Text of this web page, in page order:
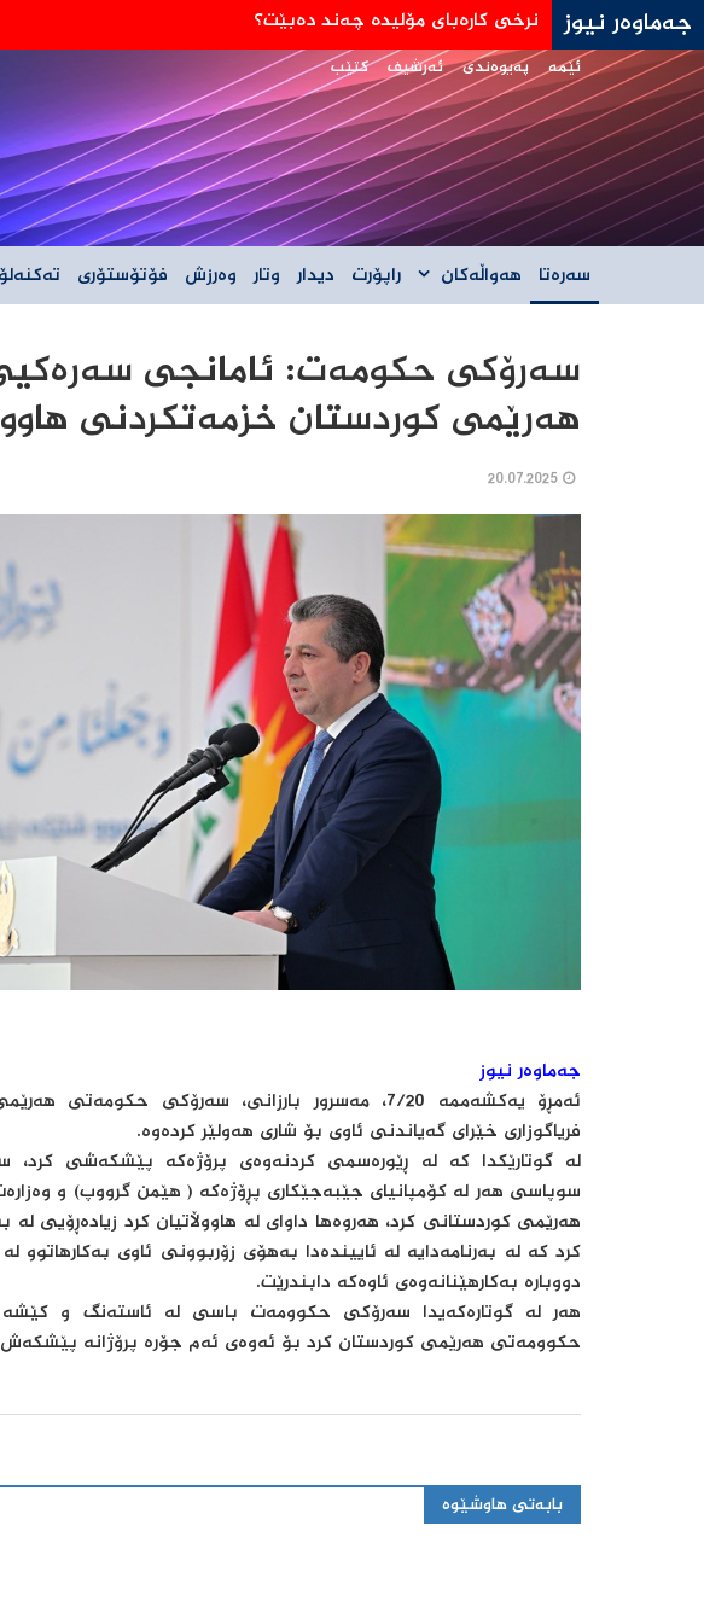
جەماوەر نیوز جه‌ی دی ڤانس: هێڵی سورمان له‌دانوستانه‌كان له‌گه‌ڵ ئێران نیه‌
ئێمە پەیوەندی ئەرشیف کتێب
سەرەتا هەواڵەکان راپۆرت دیدار وتار وەرزش فۆتۆستۆری
سەرۆکی حکومەت: ئامانجی
هەرێمی کوردستان خزمەتکردنی
جەماوەر نیوز
ئەمڕۆ یەکشەممە 7/20، مەسرور بارزانی، سەرۆکی
فریاگوزاری خێرای گەیاندنی ئاوی بۆ شاری هەولێر كردەوە.
لە گوتارێكدا كە لە ڕێورەسمی كردنەوەی پرۆژەكە پێشكەشی
سوپاسی هەر لە كۆمپانیای جێبەجێكاری پڕۆژەكە ( هێمن گرووپ) و
هەرێمی كوردستانی كرد، هەروەها داوای لە هاووڵاتیان كرد زیادەڕۆیی
كرد كە لە بەرنامەدایە لە ئاییندەدا بەهۆی زۆربوونی ئاوی
دووبارە بەكارهێنانەوەی ئاوەكە دابندرێت.
هەر لە گوتارەكەیدا سەرۆكی حكوومەت باسی لە ئاستەنگ و کێشە
حكوومەتی هەرێمی كوردستان كرد بۆ ئەوەی ئەم جۆرە پرۆژانە
بابەتی هاوشێوە